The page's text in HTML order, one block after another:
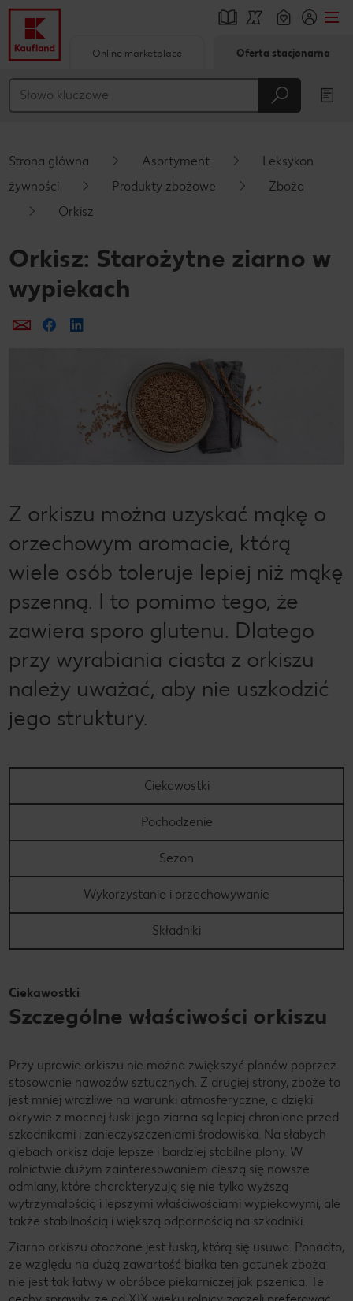
Główna treść
Pływający pasek boczny
Online marketplace Oferta stacjonarna
Strona główna Asortyment
Leksykon
żywności
Produkty zbożowe
Zboża
Orkisz
Orkisz: Starożytne ziarno w
wypiekach
Prześlij e-mailem
Udostępnij na Facebooku
Z orkiszu można uzyskać mąkę o
orzechowym aromacie, którą
wiele osób toleruje lepiej niż mąkę
pszenną. I to pomimo tego, że
zawiera sporo glutenu. Dlatego
przy wyrabiania ciasta z orkiszu
należy uważać, aby nie uszkodzić
jego struktury.
Ciekawostki
Pochodzenie
Sezon
Wykorzystanie i przechowywanie
Składniki
Ciekawostki
Szczególne właściwości orkiszu
Przy uprawie orkiszu nie można zwiększyć plonów poprzez
stosowanie nawozów sztucznych. Z drugiej strony, zboże to
jest mniej wrażliwe na warunki atmosferyczne, a dzięki
okrywie z mocnej łuski jego ziarna są lepiej chronione przed
szkodnikami i zanieczyszczeniami środowiska. Na słabych
glebach orkisz daje lepsze i bardziej stabilne plony. W
rolnictwie dużym zainteresowaniem cieszą się nowsze
odmiany, które charakteryzują się nie tylko wyższą
wytrzymałością i lepszymi właściwościami wypiekowymi, ale
także stabilnością i większą odpornością na szkodniki.
Ziarno orkiszu otoczone jest łuską, którą się usuwa. Ponadto,
ze względu na dużą zawartość białka ten gatunek zboża
nie jest tak łatwy w obróbce piekarniczej jak pszenica. Te